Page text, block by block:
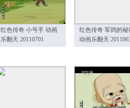
红色传奇 小号手 动画
乐翻天 20110701
红色传奇 军鸽的秘
动画乐翻天